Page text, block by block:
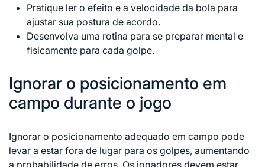
Pratique ler o efeito e a velocidade da bola para
ajustar sua postura de acordo.
Desenvolva uma rotina para se preparar mental e
fisicamente para cada golpe.
Ignorar o posicionamento em
campo durante o jogo
Ignorar o posicionamento adequado em campo pode
levar a estar fora de lugar para os golpes, aumentando
a probabilidade de erros. Os jogadores devem estar